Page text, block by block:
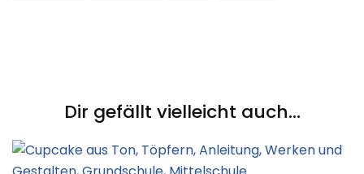
Dir gefällt vielleicht auch...